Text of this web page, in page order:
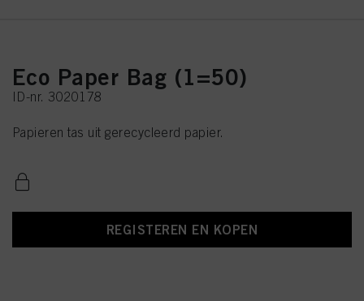
Eco Paper Bag (1=50)
ID-nr. 3020178
Papieren tas uit gerecycleerd papier.
REGISTEREN EN KOPEN